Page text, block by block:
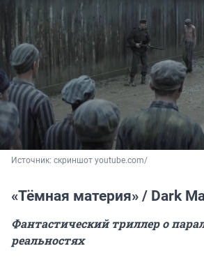
Источник: скриншот youtube.com/
«Тёмная материя» / Dark
Фантастический триллер о
реальностях